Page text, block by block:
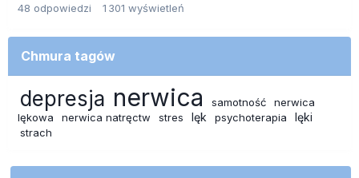
48 odpowiedzi 1 301 wyświetleń
Chmura tagów
depresja nerwica samotność
nerwica
lękowa
nerwica natręctw stres lęk psychoterapia lęki
strach